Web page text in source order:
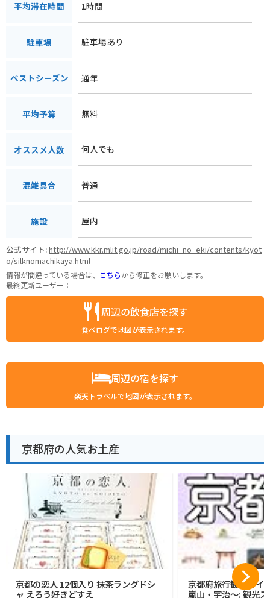
平均滞在時間 1時間
駐車場 駐車場あり
ベストシーズン 通年
平均予算 無料
オススメ人数 何人でも
混雑具合 普通
施設 屋内
公式サイト:http://www.kkr.mlit.go.jp/road/michi_no_eki/contents/kyot
o/silknomachikaya.html
情報が間違っている場合は、 こちらから修正をお願いします。
最終更新ユーザー：
周辺の飲食店を探す
食べログで地図が表示されます。
周辺の宿を探す
楽天トラベルで地図が表示されます。
京都府の人気お土産
京都の恋人 12個入り 抹茶ラングドシ
ャ えろう好きどすえ
京都府旅行観光ガイ
嵐山・宇治〜: 観光